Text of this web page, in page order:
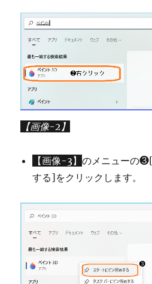
【画像-2】
【画像-3】のメニューの
する]をクリックします。